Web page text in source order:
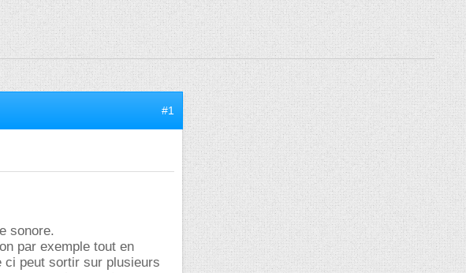
#1
sonore.
par exemple tout en
ci peut sortir sur plusieurs